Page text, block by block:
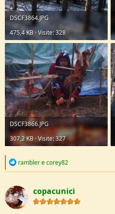
DSCF3864.JPG
475,4 KB · Visite: 328
DSCF3866.JPG
307,2 KB · Visite: 327
R
c
t
i
o
ramblerecorey82
copacunici